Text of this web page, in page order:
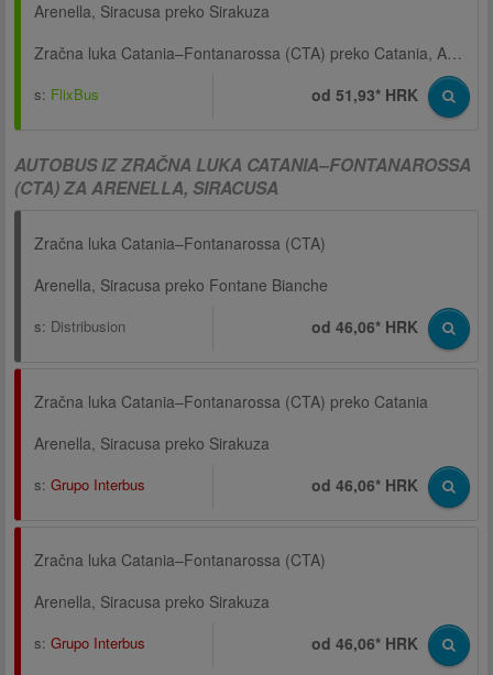
Arenella, Siracusa preko Sirakuza
Zračna luka Catania–Fontanarossa (CTA) preko Catania, Autobusni kolodvor, Via D'Amico
s: FlixBus od 51,93* HRK
AUTOBUS IZ ZRAČNA LUKA CATANIA–FONTANAROSSA
(CTA) ZA ARENELLA, SIRACUSA
Zračna luka Catania–Fontanarossa (CTA)
Arenella, Siracusa preko Fontane Bianche
s: Distribusion od 46,06* HRK
Zračna luka Catania–Fontanarossa (CTA) preko Catania
Arenella, Siracusa preko Sirakuza
s: Grupo Interbus od 46,06* HRK
Zračna luka Catania–Fontanarossa (CTA)
Arenella, Siracusa preko Sirakuza
s: Grupo Interbus od 46,06* HRK